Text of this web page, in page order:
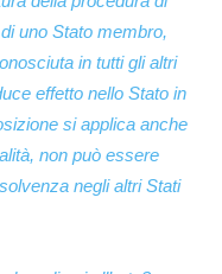
uno Stato membro,
in tutti gli altri
effetto nello Stato in
si applica anche
non può essere
negli altri Stati